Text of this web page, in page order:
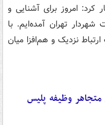
کرد: امروز برای آشنایی و
تهران آمده‌ایم. با
نزدیک و هم‌افزا میان
متجاهر وظیفه پلیس